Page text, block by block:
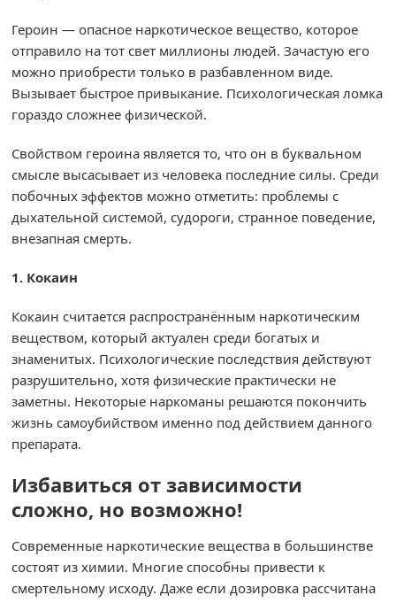
Героин — опасное наркотическое вещество, которое
отправило на тот свет миллионы людей. Зачастую его
можно приобрести только в разбавленном виде.
Вызывает быстрое привыкание. Психологическая ломка
гораздо сложнее физической.
Свойством героина является то, что он в буквальном
смысле высасывает из человека последние силы. Среди
побочных эффектов можно отметить: проблемы с
дыхательной системой, судороги, странное поведение,
внезапная смерть.
1. Кокаин
Кокаин считается распространённым наркотическим
веществом, который актуален среди богатых и
знаменитых. Психологические последствия действуют
разрушительно, хотя физические практически не
заметны. Некоторые наркоманы решаются покончить
жизнь самоубийством именно под действием данного
препарата.
Избавиться от зависимости
сложно, но возможно!
Современные наркотические вещества в большинстве
состоят из химии. Многие способны привести к
смертельному исходу. Даже если дозировка рассчитана